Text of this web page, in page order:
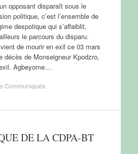
opposant disparaît sous le
politique, c’est l’ensemble de
despotique qui s’affaiblit,
le parcours du disparu.
de mourir en exil ce 03 mars
décès de Monseigneur Kpodzro,
Agbeyome…
Communiqués.
DE LA CDPA-BT